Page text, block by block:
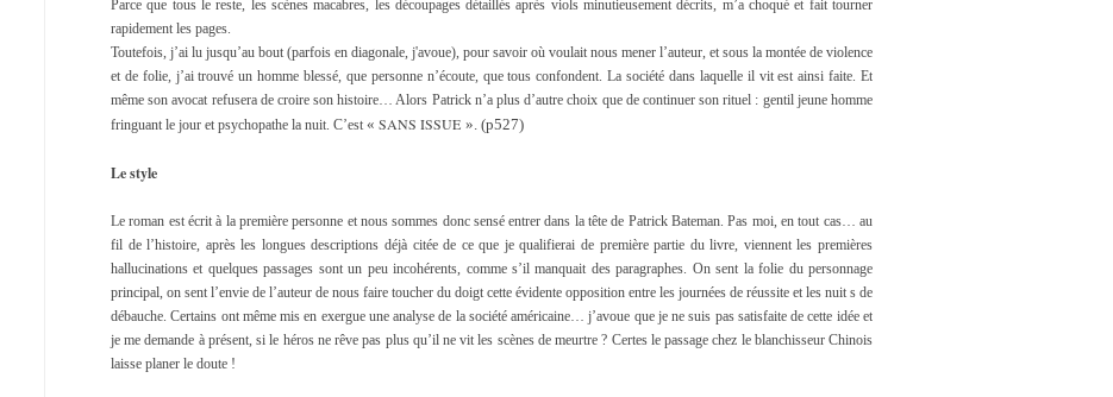
Parce que tous le reste, les scènes macabres, les découpages détaillés après viols minutieusement décrits, m’a choqué et fait tourner
rapidement les pages.
Toutefois, j’ai lu jusqu’au bout (parfois en diagonale, j'avoue), pour savoir où voulait nous mener l’auteur, et sous la montée de violence
et de folie, j’ai trouvé un homme blessé, que personne n’écoute, que tous confondent. La société dans laquelle il vit est ainsi faite. Et
même son avocat refusera de croire son histoire… Alors Patrick n’a plus d’autre choix que de continuer son rituel : gentil jeune homme
fringuant le jour et psychopathe la nuit. C’est « SANS ISSUE ». (p527)
Le style
Le roman est écrit à la première personne et nous sommes donc sensé entrer dans la tête de Patrick Bateman. Pas moi, en tout cas… au
fil de l’histoire, après les longues descriptions déjà citée de ce que je qualifierai de première partie du livre, viennent les premières
hallucinations et quelques passages sont un peu incohérents, comme s’il manquait des paragraphes. On sent la folie du personnage
principal, on sent l’envie de l’auteur de nous faire toucher du doigt cette évidente opposition entre les journées de réussite et les nuit s de
débauche. Certains ont même mis en exergue une analyse de la société américaine… j’avoue que je ne suis pas satisfaite de cette idée et
je me demande à présent, si le héros ne rêve pas plus qu’il ne vit les scènes de meurtre ? Certes le passage chez le blanchisseur Chinois
laisse planer le doute !